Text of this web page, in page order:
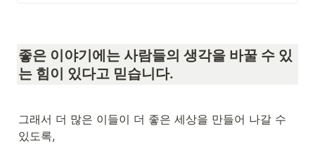
좋은 이야기에는 사람들의 생각을 바꿀 수 있
는 힘이 있다고 믿습니다.
그래서 더 많은 이들이 더 좋은 세상을 만들어 나갈 수
있도록,